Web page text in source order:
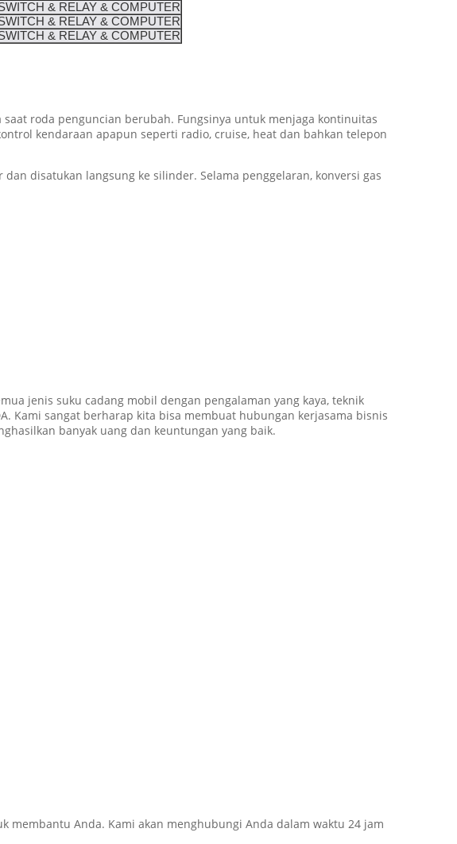
& RELAY & COMPUTER
& RELAY & COMPUTER
& RELAY & COMPUTER
roda penguncian berubah. Fungsinya untuk menjaga kontinuitas
kendaraan apapun seperti radio, cruise, heat dan bahkan telepon
disatukan langsung ke silinder. Selama penggelaran, konversi gas
jenis suku cadang mobil dengan pengalaman yang kaya, teknik
Kami sangat berharap kita bisa membuat hubungan kerjasama bisnis
banyak uang dan keuntungan yang baik.
membantu Anda. Kami akan menghubungi Anda dalam waktu 24 jam